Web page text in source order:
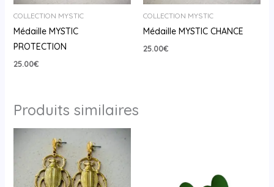
COLLECTION MYSTIC
Médaille MYSTIC
PROTECTION
25.00€
COLLECTION MYSTIC
Médaille MYSTIC CHANCE
25.00€
Produits similaires